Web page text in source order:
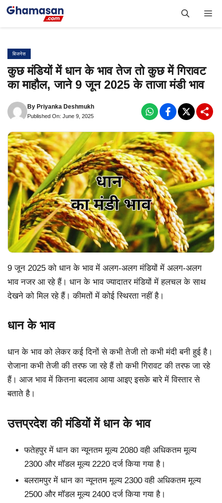
Skip
बिजनेस
कुछ मंडियों में धान के भाव तेज तो कुछ में गिरावट
का माहौल, जाने 9 जून 2025 के ताजा मंडी भाव
By Priyanka Deshmukh
Published On: June 9, 2025
9 जून 2025 को धान के भाव में अलग-अलग मंडियों में अलग-अलग
भाव नजर आ रहे हैं। धान के भाव ज्यादातर मंडियों में हलचल के साथ
देखने को मिल रहे हैं। कीमतों में कोई स्थिरता नहीं है।
धान के भाव
धान के भाव को लेकर कई दिनों से कभी तेजी तो कभी मंदी बनी हुई है।
रोजाना कभी तेजी की तरफ जा रहे हैं तो कभी गिरावट की तरफ जा रहे
हैं। आज भाव में कितना बदलाव आया आइए इसके बारे में विस्तार से
बताते है।
उत्तप्रदेश की मंडियों में धान के भाव
फतेहपुर में धान का न्यूनतम मूल्य 2080 वही अधिकतम मूल्य
2300 और मॉडल मूल्य 2220 दर्ज किया गया है।
बलरामपुर में धान का न्यूनतम मूल्य 2300 वही अधिकतम मूल्य
2500 और मॉडल मूल्य 2400 दर्ज किया गया है।